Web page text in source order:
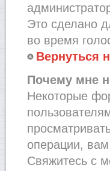
Это сделано
во время
Вернуться
Почему мне
Некоторые
операции,
Свяжитесь с